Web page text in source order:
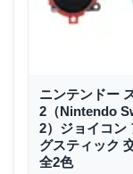
ニンテンドー
2（Nintendo
2）ジョイコン
グスティック
全2色